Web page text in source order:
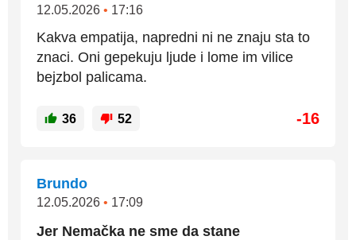
12.05.2026 • 17:16
Kakva empatija, napredni ni ne znaju sta to
znaci. Oni gepekuju ljude i lome im vilice
bejzbol palicama.
36 52 -16
Brundo
12.05.2026 • 17:09
Jer Nemačka ne sme da stane